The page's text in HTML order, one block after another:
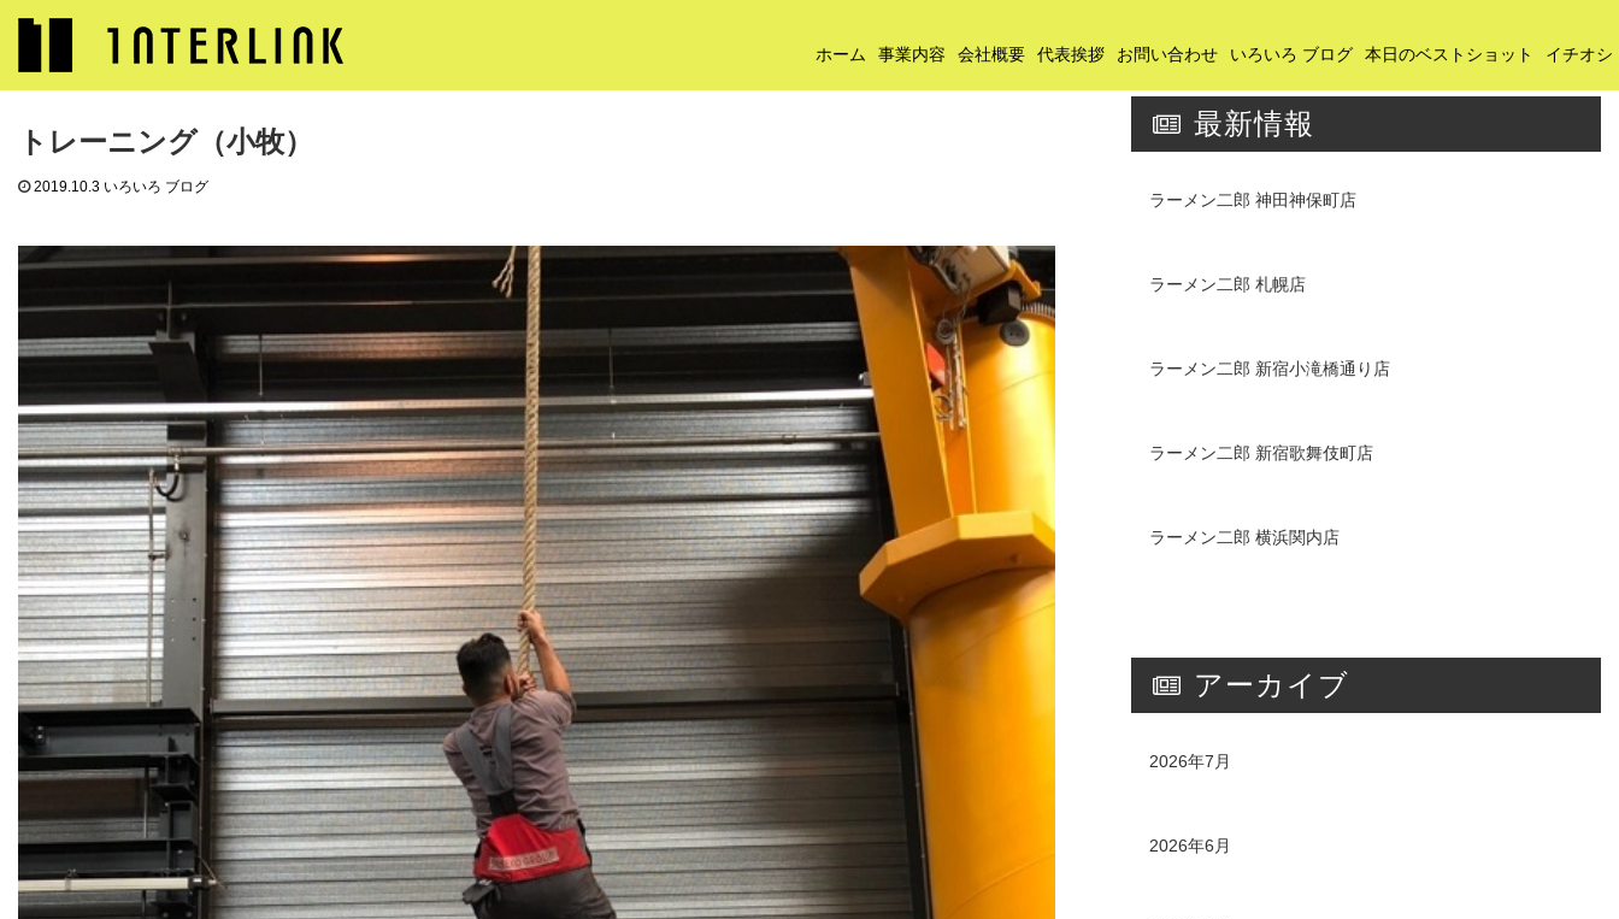
ホーム 事業内容 会社概要 代表挨拶 お問い合わせ いろいろ ブログ 本日のベストショット イチオシ
いろいろ ブログ トレーニング（小牧）
トレーニング（小牧）
2019.10.3 いろいろ ブログ
最新情報
ラーメン二郎 神田神保町店
ラーメン二郎 札幌店
ラーメン二郎 新宿小滝橋通り店
ラーメン二郎 新宿歌舞伎町店
ラーメン二郎 横浜関内店
アーカイブ
2026年7月
2026年6月